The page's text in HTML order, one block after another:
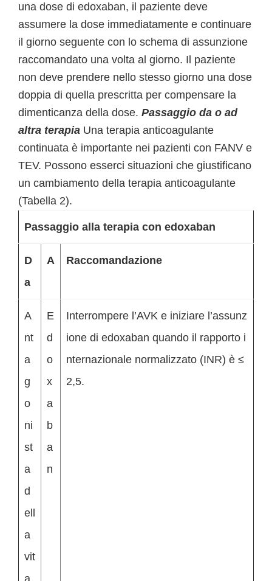
una dose di edoxaban, il paziente deve
assumere la dose immediatamente e continuare
il giorno seguente con lo schema di assunzione
raccomandato una volta al giorno. Il paziente
non deve prendere nello stesso giorno una dose
doppia di quella prescritta per compensare la
dimenticanza della dose. Passaggio da o ad
altra terapia Una terapia anticoagulante
continuata è importante nei pazienti con FANV e
TEV. Possono esserci situazioni che giustificano
un cambiamento della terapia anticoagulante
(Tabella 2).
Passaggio alla terapia con edoxaban
D
a
A Raccomandazione
A
nt
a
g
o
ni
st
a
d
ell
a
vit
a
E
d
o
x
a
b
a
n
Interrompere l’AVK e iniziare l’assunz
ione di edoxaban quando il rapporto i
nternazionale normalizzato (INR) è ≤
2,5.